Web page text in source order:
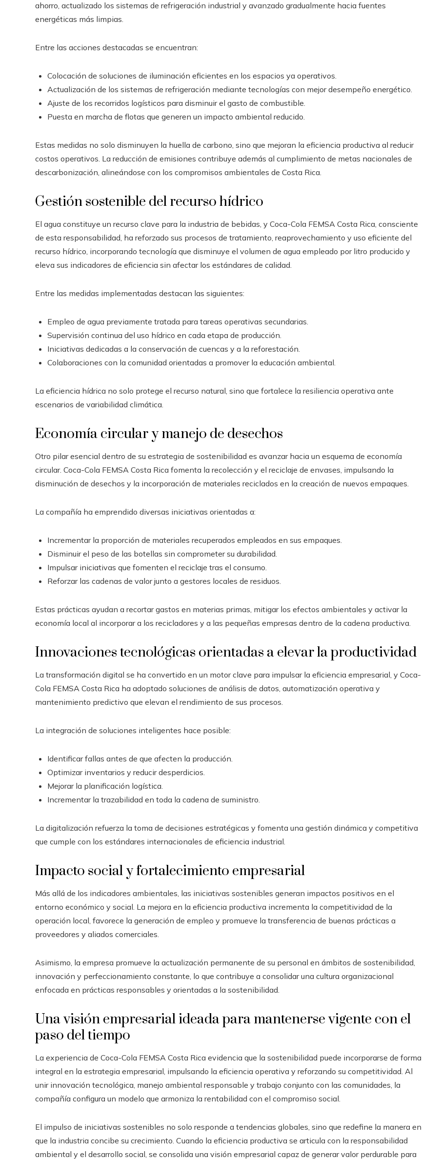
ahorro, actualizado los sistemas de refrigeración industrial y avanzado gradualmente hacia fuentes
energéticas más limpias.
Entre las acciones destacadas se encuentran:
Colocación de soluciones de iluminación eficientes en los espacios ya operativos.
Actualización de los sistemas de refrigeración mediante tecnologías con mejor desempeño energético.
Ajuste de los recorridos logísticos para disminuir el gasto de combustible.
Puesta en marcha de flotas que generen un impacto ambiental reducido.
Estas medidas no solo disminuyen la huella de carbono, sino que mejoran la eficiencia productiva al reducir
costos operativos. La reducción de emisiones contribuye además al cumplimiento de metas nacionales de
descarbonización, alineándose con los compromisos ambientales de Costa Rica.
Gestión sostenible del recurso hídrico
El agua constituye un recurso clave para la industria de bebidas, y Coca-Cola FEMSA Costa Rica, consciente
de esta responsabilidad, ha reforzado sus procesos de tratamiento, reaprovechamiento y uso eficiente del
recurso hídrico, incorporando tecnología que disminuye el volumen de agua empleado por litro producido y
eleva sus indicadores de eficiencia sin afectar los estándares de calidad.
Entre las medidas implementadas destacan las siguientes:
Empleo de agua previamente tratada para tareas operativas secundarias.
Supervisión continua del uso hídrico en cada etapa de producción.
Iniciativas dedicadas a la conservación de cuencas y a la reforestación.
Colaboraciones con la comunidad orientadas a promover la educación ambiental.
La eficiencia hídrica no solo protege el recurso natural, sino que fortalece la resiliencia operativa ante
escenarios de variabilidad climática.
Economía circular y manejo de desechos
Otro pilar esencial dentro de su estrategia de sostenibilidad es avanzar hacia un esquema de economía
circular. Coca-Cola FEMSA Costa Rica fomenta la recolección y el reciclaje de envases, impulsando la
disminución de desechos y la incorporación de materiales reciclados en la creación de nuevos empaques.
La compañía ha emprendido diversas iniciativas orientadas a:
Incrementar la proporción de materiales recuperados empleados en sus empaques.
Disminuir el peso de las botellas sin comprometer su durabilidad.
Impulsar iniciativas que fomenten el reciclaje tras el consumo.
Reforzar las cadenas de valor junto a gestores locales de residuos.
Estas prácticas ayudan a recortar gastos en materias primas, mitigar los efectos ambientales y activar la
economía local al incorporar a los recicladores y a las pequeñas empresas dentro de la cadena productiva.
Innovaciones tecnológicas orientadas a elevar la productividad
La transformación digital se ha convertido en un motor clave para impulsar la eficiencia empresarial, y Coca-
Cola FEMSA Costa Rica ha adoptado soluciones de análisis de datos, automatización operativa y
mantenimiento predictivo que elevan el rendimiento de sus procesos.
La integración de soluciones inteligentes hace posible:
Identificar fallas antes de que afecten la producción.
Optimizar inventarios y reducir desperdicios.
Mejorar la planificación logística.
Incrementar la trazabilidad en toda la cadena de suministro.
La digitalización refuerza la toma de decisiones estratégicas y fomenta una gestión dinámica y competitiva
que cumple con los estándares internacionales de eficiencia industrial.
Impacto social y fortalecimiento empresarial
Más allá de los indicadores ambientales, las iniciativas sostenibles generan impactos positivos en el
entorno económico y social. La mejora en la eficiencia productiva incrementa la competitividad de la
operación local, favorece la generación de empleo y promueve la transferencia de buenas prácticas a
proveedores y aliados comerciales.
Asimismo, la empresa promueve la actualización permanente de su personal en ámbitos de sostenibilidad,
innovación y perfeccionamiento constante, lo que contribuye a consolidar una cultura organizacional
enfocada en prácticas responsables y orientadas a la sostenibilidad.
Una visión empresarial ideada para mantenerse vigente con el
paso del tiempo
La experiencia de Coca-Cola FEMSA Costa Rica evidencia que la sostenibilidad puede incorporarse de forma
integral en la estrategia empresarial, impulsando la eficiencia operativa y reforzando su competitividad. Al
unir innovación tecnológica, manejo ambiental responsable y trabajo conjunto con las comunidades, la
compañía configura un modelo que armoniza la rentabilidad con el compromiso social.
El impulso de iniciativas sostenibles no solo responde a tendencias globales, sino que redefine la manera en
que la industria concibe su crecimiento. Cuando la eficiencia productiva se articula con la responsabilidad
ambiental y el desarrollo social, se consolida una visión empresarial capaz de generar valor perdurable para